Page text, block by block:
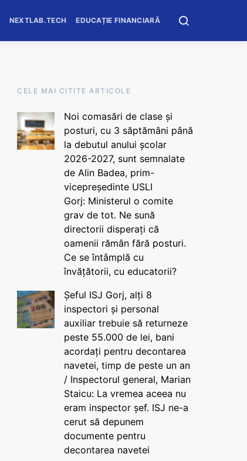
NEXTLAB.TECH EDUCAȚIE FINANCIARĂ
CELE MAI CITITE ARTICOLE
Noi comasări de clase și
posturi, cu 3 săptămâni până
la debutul anului școlar
2026-2027, sunt semnalate
de Alin Badea, prim-
vicepreședinte USLI
Gorj: Ministerul o comite
grav de tot. Ne sună
directorii disperați că
oamenii rămân fără posturi.
Ce se întâmplă cu
învățătorii, cu educatorii?
Șeful ISJ Gorj, alți 8
inspectori și personal
auxiliar trebuie să returneze
peste 55.000 de lei, bani
acordați pentru decontarea
navetei, timp de peste un an
/ Inspectorul general, Marian
Staicu: La vremea aceea nu
eram inspector șef. ISJ ne-a
cerut să depunem
documente pentru
decontarea navetei